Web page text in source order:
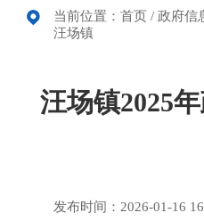
当前位置： 首页 / 政府信
汪场镇
汪场镇2025
发布时间：2026-01-16